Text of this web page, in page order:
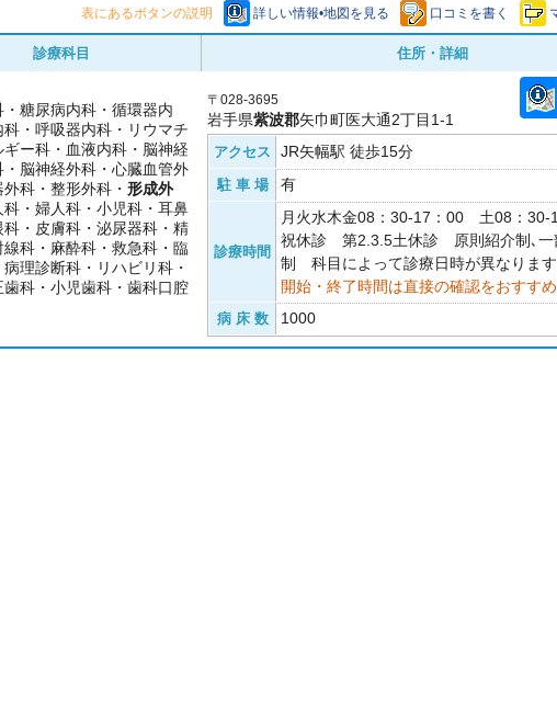
表にあるボタンの説明 詳しい情報•地図を見る 口コミを書く
診療科目 住所・詳細
糖尿病内科・循環器内
・呼吸器内科・リウマチ
ー科・血液内科・脳神経
・脳神経外科・心臓血管外
科・整形外科・ 形成外
科・婦人科・小児科・耳鼻
科・皮膚科・泌尿器科・精
線科・麻酔科・救急科・臨
病理診断科・リハビリ科・
歯科・小児歯科・歯科口腔
〒028-3695
岩手県紫波郡矢巾町医大通2丁目1-1
アクセス JR矢幅駅 徒歩15分
駐 車 場 有
診療時間
月火水木金08：30-17：00 土08：
祝休診 第2.3.5土休診 原則紹介制､一
制 科目によって診療日時が異なります
開始・終了時間は直接の確認をおすす
病 床 数 1000